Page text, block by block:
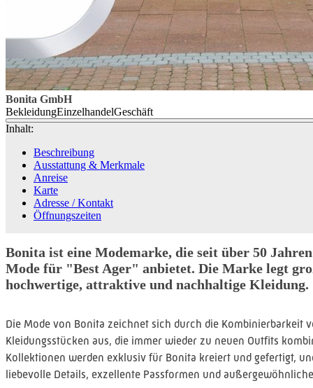
Bonita GmbH
BekleidungEinzelhandelGeschäft
Inhalt:
Beschreibung
Ausstattung & Merkmale
Anreise
Karte
Adresse / Kontakt
Öffnungszeiten
Bonita ist eine Modemarke, die seit über 50
Mode für "Best Ager" anbietet. Die Marke legt
hochwertige, attraktive und nachhaltige Kleidung.
Die Mode von Bonita zeichnet sich durch die Kombinierbarkeit
Kleidungsstücken aus, die immer wieder zu neuen Outfits
Kollektionen werden exklusiv für Bonita kreiert und gefertigt,
liebevolle Details, exzellente Passformen und